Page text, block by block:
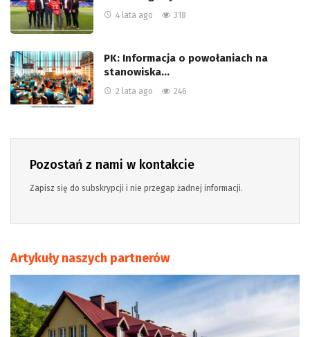
4 lata ago 318
PK: Informacja o powołaniach na
stanowiska…
2 lata ago 246
Pozostań z nami w kontakcie
Zapisz się do subskrypcji i nie przegap żadnej informacji.
Artykuły naszych partnerów